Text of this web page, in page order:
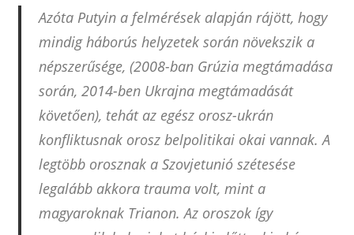
Azóta Putyin a felmérések alapján rájött, hogy
mindig háborús helyzetek során növekszik a
népszerűsége, (2008-ban Grúzia megtámadása
során, 2014-ben Ukrajna megtámadását
követően), tehát az egész orosz-ukrán
konfliktusnak orosz belpolitikai okai vannak. A
legtöbb orosznak a Szovjetunió szétesése
legalább akkora trauma volt, mint a
magyaroknak Trianon. Az oroszok így